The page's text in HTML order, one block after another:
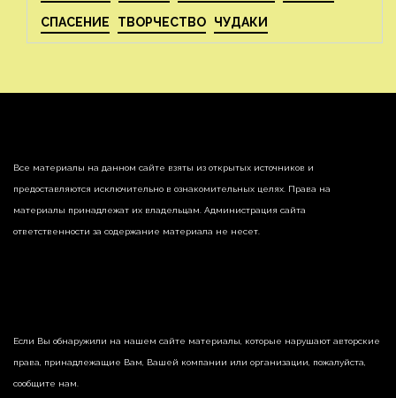
СПАСЕНИЕ ТВОРЧЕСТВО ЧУДАКИ
Все материалы на данном сайте взяты из открытых источников и
предоставляются исключительно в ознакомительных целях. Права на
материалы принадлежат их владельцам. Администрация сайта
ответственности за содержание материала не несет.
Если Вы обнаружили на нашем сайте материалы, которые нарушают авторские
права, принадлежащие Вам, Вашей компании или организации, пожалуйста,
сообщите нам.